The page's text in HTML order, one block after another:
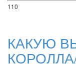
110
КАКУЮ